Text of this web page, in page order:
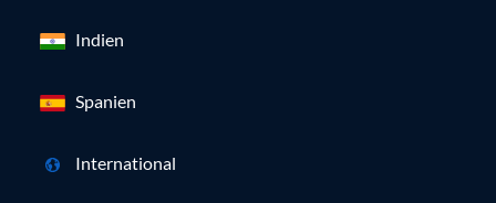
Indien
Spanien
International